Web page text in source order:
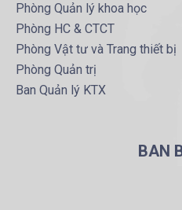
Phòng Quản lý khoa học
Phòng HC & CTCT
Phòng Vật tư và Trang thiết bị
Phòng Quản trị
Ban Quản lý KTX
BAN